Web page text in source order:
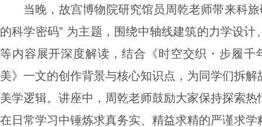
当晚，故宫博物院研究馆员周乾老师带来科
的科学密码” 为主题，围绕中轴线建筑的力学设
等内容展开深度解读，结合《时空交织・步履
美》一文的创作背景与核心知识点，为同学们拆
美学逻辑。讲座中，周乾老师鼓励大家保持探索
在日常学习中锤炼求真务实、精益求精的严谨求学